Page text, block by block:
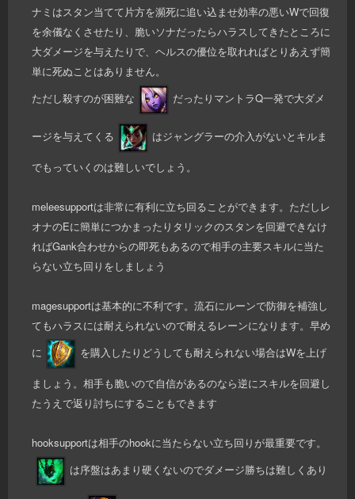
ナミはスタン当てて片方を瀕死に追い込ませ効率の悪いWで回復
を余儀なくさせたり、脆いソナだったらハラスしてきたところに
大ダメージを与えたりで、ヘルスの優位を取れればとりあえず簡
単に死ぬことはありません。
ただし殺すのが困難な
だったりマントラQ一発で大ダメ
ージを与えてくる はジャングラーの介入がないとキルま
でもっていくのは難しいでしょう。
meleesupportは非常に有利に立ち回ることができます。ただしレ
オナのEに簡単につかまったりタリックのスタンを回避できなけ
ればGank合わせからの即死もあるので相手の主要スキルに当た
らない立ち回りをしましょう
magesupportは基本的に不利です。流石にルーンで防御を補強し
てもハラスには耐えられないので耐えるレーンになります。早め
に
を購入したりどうしても耐えられない場合はWを上げ
ましょう。相手も脆いので自信があるのなら逆にスキルを回避し
たうえで返り討ちにすることもできます
hooksupportは相手のhookに当たらない立ち回りが最重要です。
は序盤はあまり硬くないのでダメージ勝ちは難しくあり